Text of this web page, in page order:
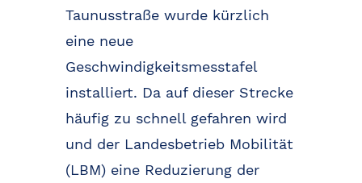
Taunusstraße wurde kürzlich
eine neue
Geschwindigkeitsmesstafel
installiert. Da auf dieser Strecke
häufig zu schnell gefahren wird
und der Landesbetrieb Mobilität
(LBM) eine Reduzierung der